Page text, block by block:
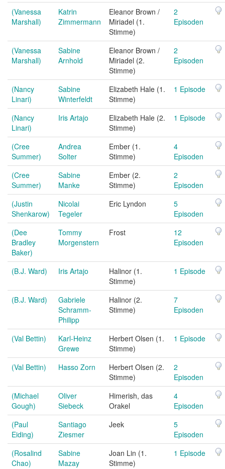
(Vanessa
Marshall)
Katrin
Zimmermann
Eleanor Brown /
Miriadel (1.
Stimme)
2
Episoden
(Vanessa
Marshall)
Sabine
Arnhold
Eleanor Brown /
Miriadel (2.
Stimme)
2
Episoden
(Nancy
Linari)
Sabine
Winterfeldt
Elizabeth Hale (1.
Stimme)
1 Episode
(Nancy
Linari)
Iris Artajo
Elizabeth Hale (2.
Stimme)
1 Episode
(Cree
Summer)
Andrea
Solter
Ember (1.
Stimme)
4
Episoden
(Cree
Summer)
Sabine
Manke
Ember (2.
Stimme)
2
Episoden
(Justin
Shenkarow)
Nicolai
Tegeler
Eric Lyndon
5
Episoden
(Dee
Bradley
Baker)
Tommy
Morgenstern
Frost
12
Episoden
(B.J. Ward) Iris Artajo
Halinor (1.
Stimme)
1 Episode
(B.J. Ward)
Gabriele
Schramm-
Philipp
Halinor (2.
Stimme)
7
Episoden
(Val Bettin)
Karl-Heinz
Grewe
Herbert Olsen (1.
Stimme)
1 Episode
(Val Bettin) Hasso Zorn
Herbert Olsen (2.
Stimme)
2
Episoden
(Michael
Gough)
Oliver
Siebeck
Himerish, das
Orakel
4
Episoden
(Paul
Eiding)
Santiago
Ziesmer
Jeek
5
Episoden
(Rosalind
Chao)
Sabine
Mazay
Joan Lin (1.
Stimme)
1 Episode